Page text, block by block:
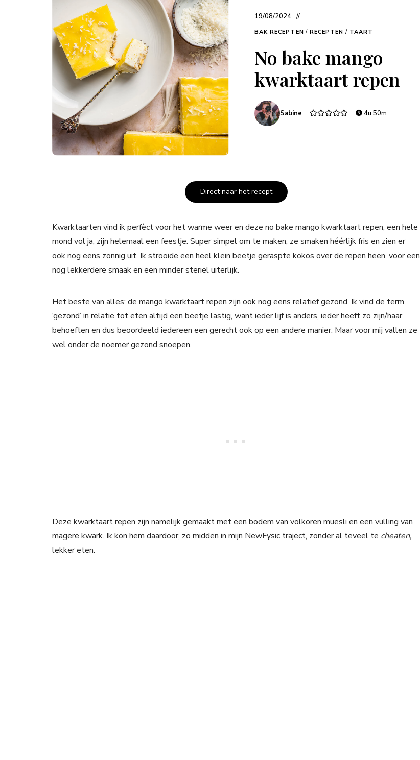
19/08/2024
BAK RECEPTEN / RECEPTEN / TAART
No bake mango
kwarktaart repen
Sabine 4u 50m
Direct naar het recept
Kwarktaarten vind ik perfèct voor het warme weer en deze no bake mango kwarktaart repen, een hele
mond vol ja, zijn helemaal een feestje. Super simpel om te maken, ze smaken héérlijk fris en zien er
ook nog eens zonnig uit. Ik strooide een heel klein beetje geraspte kokos over de repen heen, voor een
nog lekkerdere smaak en een minder steriel uiterlijk.
Het beste van alles: de mango kwarktaart repen zijn ook nog eens relatief gezond. Ik vind de term
‘gezond’ in relatie tot eten altijd een beetje lastig, want ieder lijf is anders, ieder heeft zo zijn/haar
behoeften en dus beoordeeld iedereen een gerecht ook op een andere manier. Maar voor mij vallen ze
wel onder de noemer gezond snoepen.
Deze kwarktaart repen zijn namelijk gemaakt met een bodem van volkoren muesli en een vulling van
magere kwark. Ik kon hem daardoor, zo midden in mijn NewFysic traject, zonder al teveel te cheaten,
lekker eten.